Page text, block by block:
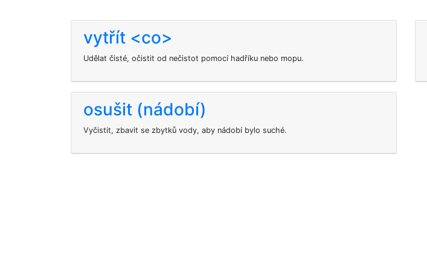
vytřít <co>
Udělat čisté, očistit od nečistot pomocí hadříku nebo mopu.
osušit (nádobí)
Vyčistit, zbavit se zbytků vody, aby nádobí bylo suché.